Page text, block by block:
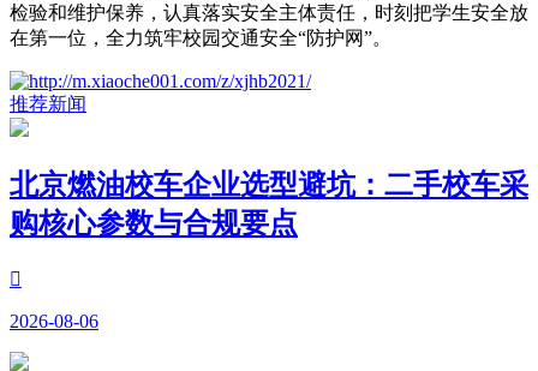
检验和维护保养，认真落实安全主体责任，时刻把学生安全放
在第一位，全力筑牢校园交通安全“防护网”。
推荐新闻
北京燃油校车企业选型避坑：二手校车采
购核心参数与合规要点

2026-08-06